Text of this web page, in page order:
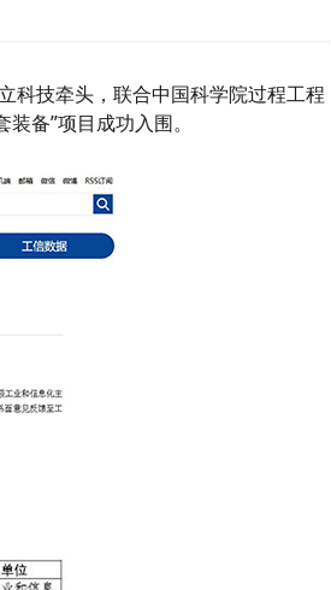
科技牵头，联合中国科学院过程工程
装备”项目成功入围。